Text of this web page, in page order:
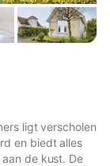
ligt verscholen
en biedt alles
de kust. De